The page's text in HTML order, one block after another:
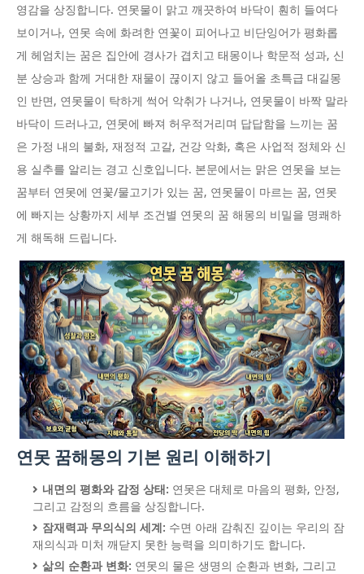
영감을 상징합니다. 연못물이 맑고 깨끗하여 바닥이 훤히 들여다
보이거나, 연못 속에 화려한 연꽃이 피어나고 비단잉어가 평화롭
게 헤엄치는 꿈은 집안에 경사가 겹치고 태몽이나 학문적 성과, 신
분 상승과 함께 거대한 재물이 끊이지 않고 들어올 초특급 대길몽
인 반면, 연못물이 탁하게 썩어 악취가 나거나, 연못물이 바짝 말라
바닥이 드러나고, 연못에 빠져 허우적거리며 답답함을 느끼는 꿈
은 가정 내의 불화, 재정적 고갈, 건강 악화, 혹은 사업적 정체와 신
용 실추를 알리는 경고 신호입니다. 본문에서는 맑은 연못을 보는
꿈부터 연못에 연꽃/물고기가 있는 꿈, 연못물이 마르는 꿈, 연못
에 빠지는 상황까지 세부 조건별 연못의 꿈 해몽의 비밀을 명쾌하
게 해독해 드립니다.
연못 꿈해몽의 기본 원리 이해하기
내면의 평화와 감정 상태: 연못은 대체로 마음의 평화, 안정,
그리고 감정의 흐름을 상징합니다.
잠재력과 무의식의 세계: 수면 아래 감춰진 깊이는 우리의 잠
재의식과 미처 깨닫지 못한 능력을 의미하기도 합니다.
삶의 순환과 변화: 연못의 물은 생명의 순환과 변화, 그리고